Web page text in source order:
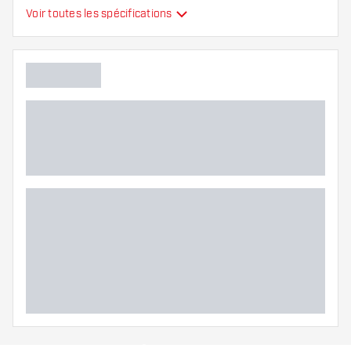
Type
Flexibilité
Voir toutes les spécifications